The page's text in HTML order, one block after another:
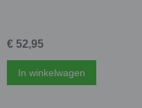
€ 52,95
In winkelwagen